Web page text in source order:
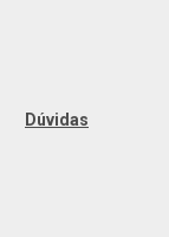
Dúvidas